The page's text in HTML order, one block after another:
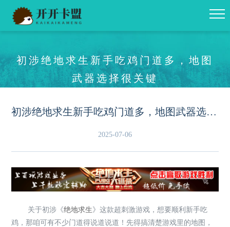
初涉绝地求生新手吃鸡门道多，地图
武器选择很关键
初涉绝地求生新手吃鸡门道多，地图武器选择很关键
2025-07-06
关于初涉《绝地求生》这款超刺激游戏，想要顺利新手吃
鸡，那咱可有不少门道得说道说道！先得搞清楚游戏里的地图，